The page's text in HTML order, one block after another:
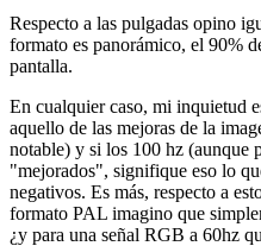
Respecto a las pulgadas opino
formato es panorámico, el 90%
pantalla.
En cualquier caso, mi inquietud
aquello de las mejoras de la
notable) y si los 100 hz (aunque
"mejorados", signifique eso lo
negativos. Es más, respecto a
formato PAL imagino que
¿y para una señal RGB a 60hz